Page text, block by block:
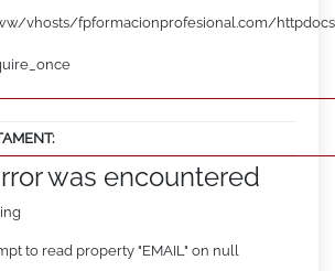
vhosts/fpformacionprofesional.com/
was encountered
to read property "EMAIL" on null